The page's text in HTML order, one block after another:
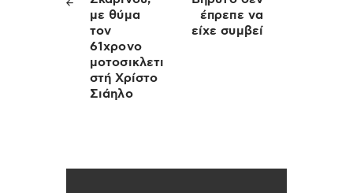
με θύμα
τον
61χρονο
μοτοσικλετι
στή Χρίστο
Σιάηλο
έπρεπε να
είχε συμβεί